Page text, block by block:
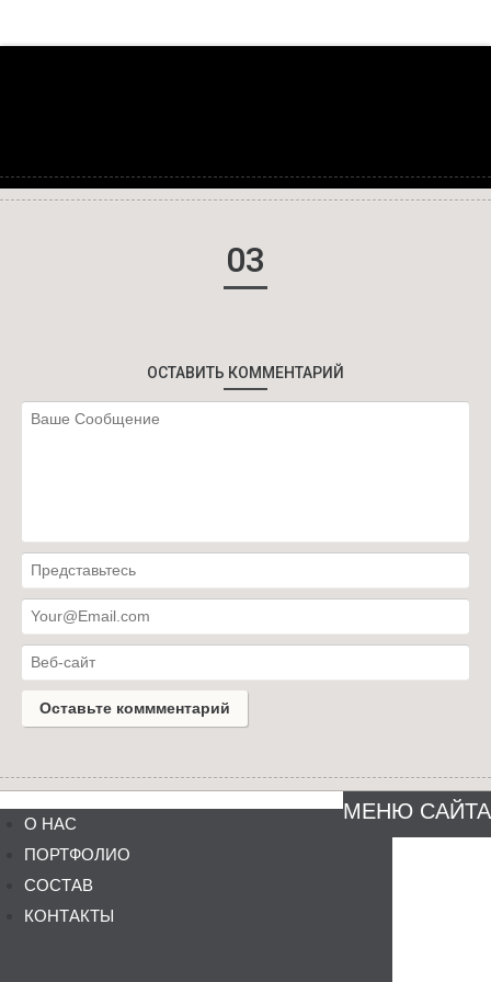
03
ОСТАВИТЬ КОММЕНТАРИЙ
МЕНЮ САЙТА
О НАС
ПОРТФОЛИО
СОСТАВ
КОНТАКТЫ